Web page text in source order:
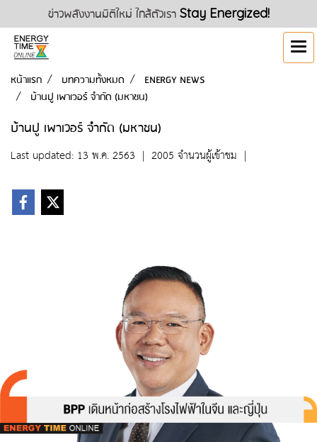
ข่าวพลังงานมิติใหม่ ใกล้ตัวเรา Stay Energized!
หน้าแรก บทความทั้งหมด
ENERGY NEWS
บ้านปู เพาเวอร์ จำกัด (มหาชน)
บ้านปู เพาเวอร์ จำกัด (มหาชน)
Last updated: 13 พ.ค. 2563 | 2005 จำนวนผู้เข้าชม |